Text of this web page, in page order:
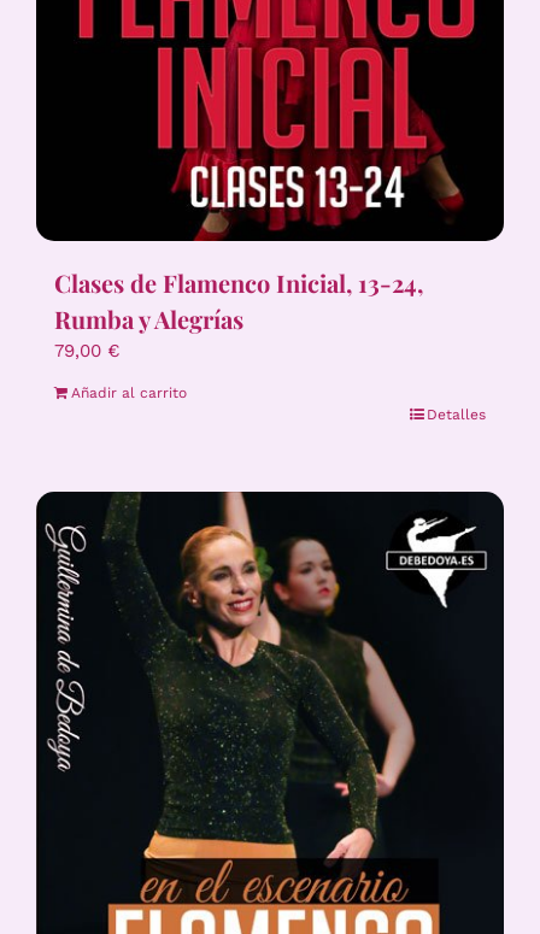
Clases de Flamenco Inicial, 13-24,
Rumba y Alegrías
79,00 €
Añadir al carrito
Detalles